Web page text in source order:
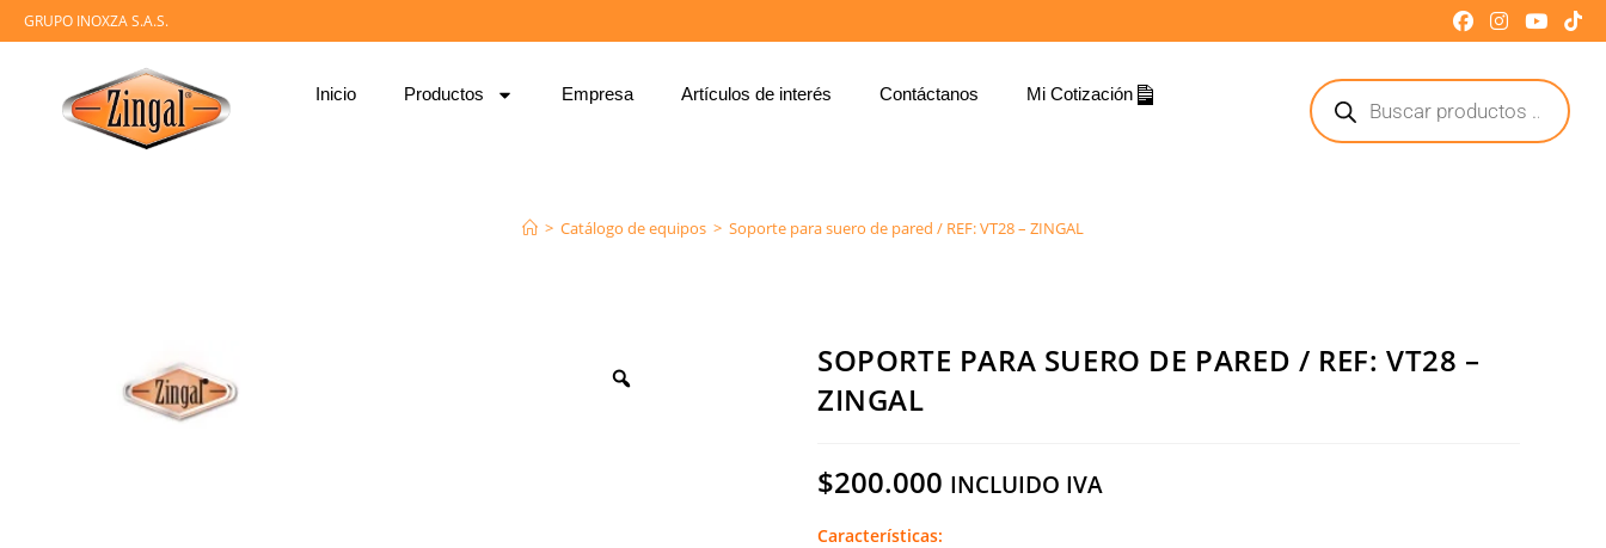
GRUPO INOXZA S.A.S.
Inicio Productos Empresa Artículos de interés Contáctanos Mi Cotización
> Catálogo de equipos > Soporte para suero de pared / REF: VT28 – ZINGAL
SOPORTE PARA SUERO DE PARED / REF: VT28 –
ZINGAL
$200.000 INCLUIDO IVA
Características: